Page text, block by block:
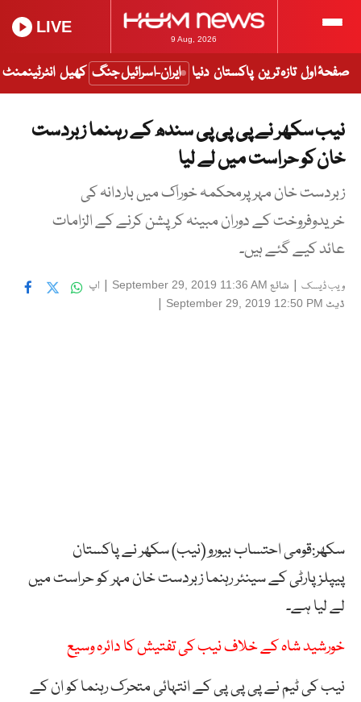
9 Aug, 2026
LIVE
صفحۂ اول تازہ ترین پاکستان دنیا ایران-اسرائیل جنگ کھیل انٹرٹینمنٹ
نیب سکھر نے پی پی پی سندھ کے رہنما زبردست
خان کو حراست میں لے لیا
زبردست خان مہر پرمحکمہ خوراک میں باردانہ کی
خریدوفروخت کے دوران مبینہ کرپشن کرنے کے الزامات
عائد کیے گئے ہیں۔
ویب ڈیسک | شائع September 29, 2019 11:36 AM
| اپ
ڈیٹ September 29, 2019 12:50 PM
|
سکھر:قومی احتساب بیورو (نیب) سکھر نے پاکستان
پیپلزپارٹی کے سینئر رہنما زبردست خان مہر کو حراست میں
لے لیا ہے۔
خورشید شاہ کے خلاف نیب کی تفتیش کا دائرہ وسیع
نیب کی ٹیم نے پی پی پی کے انتہائی متحرک رہنما کو ان کے